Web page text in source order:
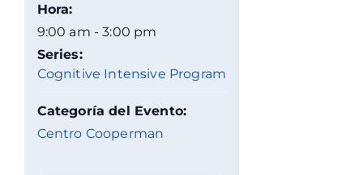
Hora:
9:00 am - 3:00 pm
Series:
Cognitive Intensive Program
Categoría del Evento:
Centro Cooperman